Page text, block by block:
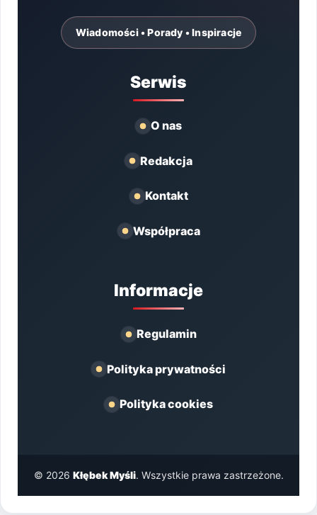
Wiadomości • Porady • Inspiracje
Serwis
O nas
Redakcja
Kontakt
Współpraca
Informacje
Regulamin
Polityka prywatności
Polityka cookies
© 2026 Kłębek Myśli. Wszystkie prawa zastrzeżone.